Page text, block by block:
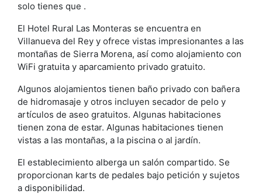
solo tienes que .
El Hotel Rural Las Monteras se encuentra en
Villanueva del Rey y ofrece vistas impresionantes a las
montañas de Sierra Morena, así como alojamiento con
WiFi gratuita y aparcamiento privado gratuito.
Algunos alojamientos tienen baño privado con bañera
de hidromasaje y otros incluyen secador de pelo y
artículos de aseo gratuitos. Algunas habitaciones
tienen zona de estar. Algunas habitaciones tienen
vistas a las montañas, a la piscina o al jardín.
El establecimiento alberga un salón compartido. Se
proporcionan karts de pedales bajo petición y sujetos
a disponibilidad.